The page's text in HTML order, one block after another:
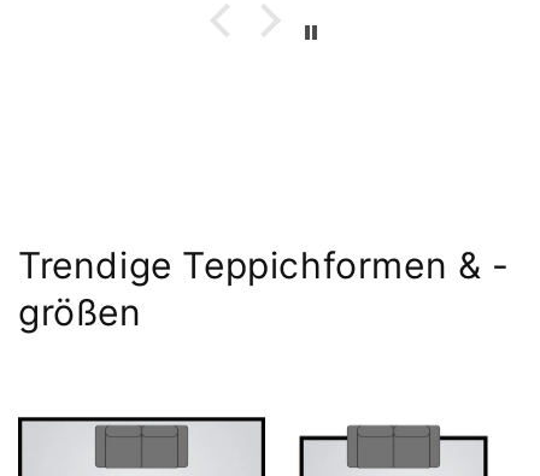
Trendige Teppichformen & -
größen